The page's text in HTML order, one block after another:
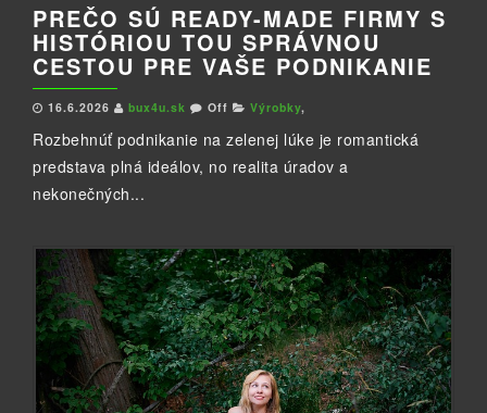
PREČO SÚ READY-MADE FIRMY S
HISTÓRIOU TOU SPRÁVNOU
CESTOU PRE VAŠE PODNIKANIE
16.6.2026 bux4u.sk Off Výrobky,
Rozbehnúť podnikanie na zelenej lúke je romantická
predstava plná ideálov, no realita úradov a
nekonečných...